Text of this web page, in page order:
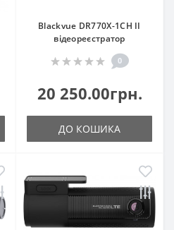
Blackvue DR770X-1CH II
відеореєстратор
0
20 250.00грн.
ДО КОШИКА